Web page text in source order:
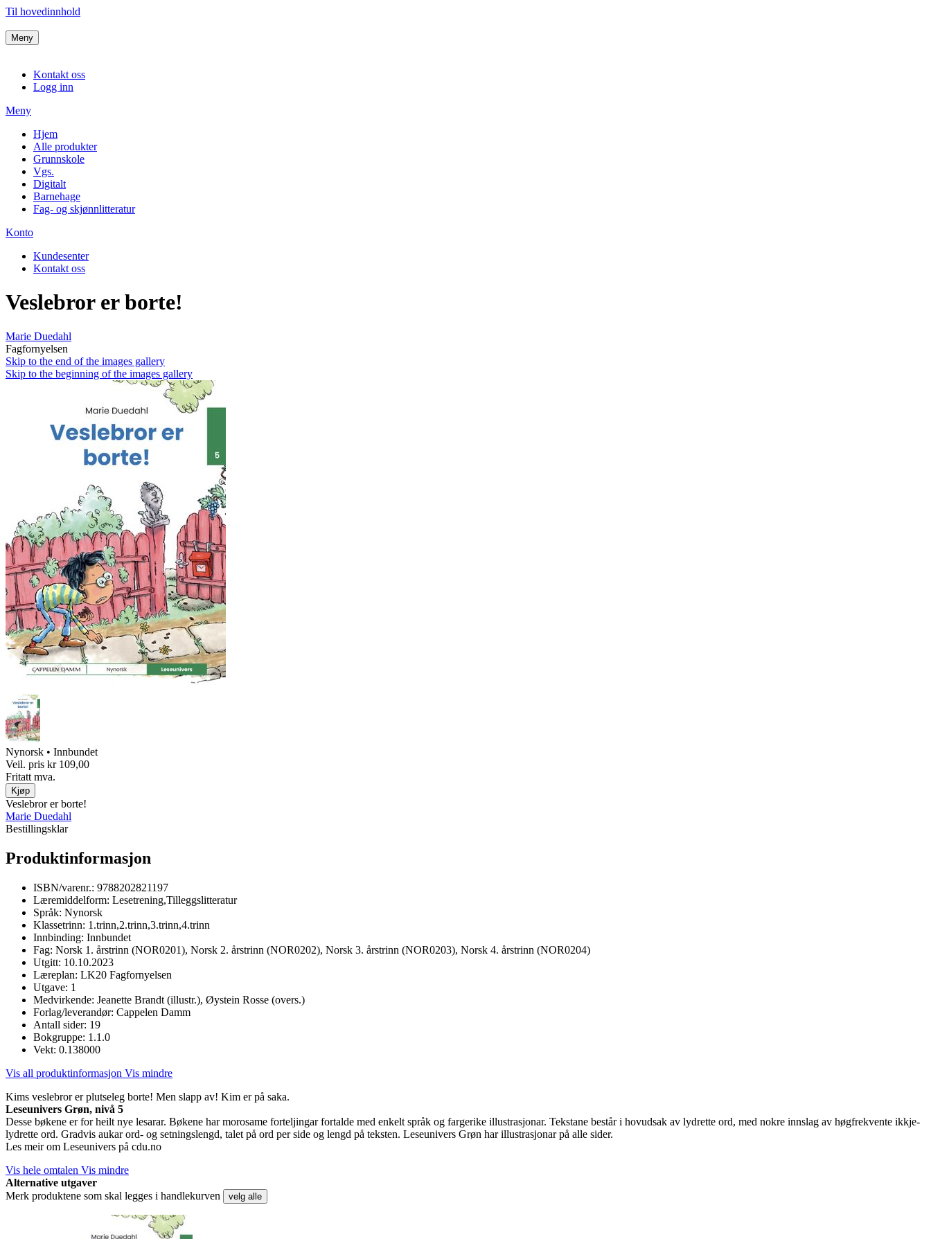
Til hovedinnhold
Meny
Kontakt oss
Logg inn
Meny
Hjem
Alle produkter
Grunnskole
Vgs.
Digitalt
Barnehage
Fag- og skjønnlitteratur
Konto
Kundesenter
Kontakt oss
Veslebror er borte!
Marie Duedahl
Fagfornyelsen
Skip to the end of the images gallery
Skip to the beginning of the images gallery
Nynorsk • Innbundet
Veil. pris kr 109,00
Fritatt mva.
Kjøp
Veslebror er borte!
Marie Duedahl
Bestillingsklar
Produktinformasjon
ISBN/varenr.: 9788202821197
Læremiddelform: Lesetrening,Tilleggslitteratur
Språk: Nynorsk
Klassetrinn: 1.trinn,2.trinn,3.trinn,4.trinn
Innbinding: Innbundet
Fag: Norsk 1. årstrinn (NOR0201), Norsk 2. årstrinn (NOR0202), Norsk 3. årstrinn (NOR0203), Norsk 4. årstrinn (NOR0204)
Utgitt: 10.10.2023
Læreplan: LK20 Fagfornyelsen
Utgave: 1
Medvirkende: Jeanette Brandt (illustr.), Øystein Rosse (overs.)
Forlag/leverandør: Cappelen Damm
Antall sider: 19
Bokgruppe: 1.1.0
Vekt: 0.138000
Vis all produktinformasjon Vis mindre
Kims veslebror er plutseleg borte! Men slapp av! Kim er på saka.
Leseunivers Grøn, nivå 5
Desse bøkene er for heilt nye lesarar. Bøkene har morosame forteljingar fortalde med enkelt språk og fargerike illustrasjonar. Tekstane består i hovudsak av lydrette ord, med nokre innslag av høgfrekvente ikkje-
lydrette ord. Gradvis aukar ord- og setningslengd, talet på ord per side og lengd på teksten. Leseunivers Grøn har illustrasjonar på alle sider.
Les meir om Leseunivers på cdu.no
Vis hele omtalen Vis mindre
Alternative utgaver
Merk produktene som skal legges i handlekurven
velg alle